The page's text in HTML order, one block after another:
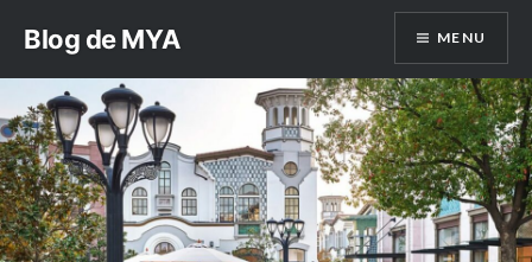
contenu
Blog de MYA MENU